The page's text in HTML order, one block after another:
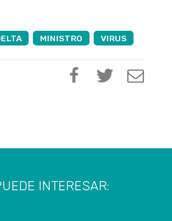
MINISTRO VIRUS
INTERESAR: